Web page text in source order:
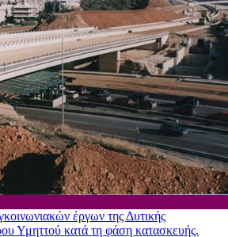
έργων της Δυτικής
Υμηττού κατά τη φάση κατασκευής.